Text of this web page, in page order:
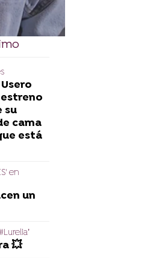
su
cama
está
en
un
💥